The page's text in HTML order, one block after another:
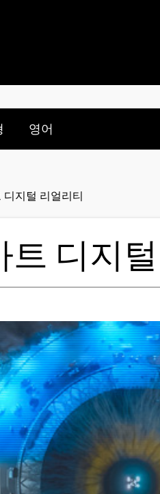
영어
지털 리얼리티
디지